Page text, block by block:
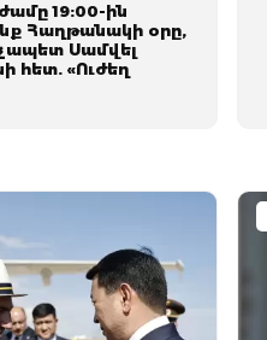
19:00-ին
Հաղթանակի օրը,
Սամվել
հետ. «Ուժեղ